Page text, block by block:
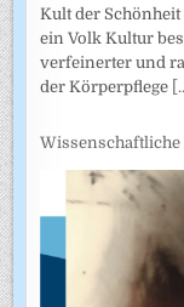
Kult der
ein Volk Kultur
verfeinerter und
der Körperpflege
Wissenschaftliche